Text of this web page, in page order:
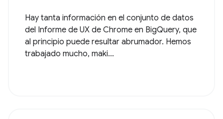
Hay tanta información en el conjunto de datos
del Informe de UX de Chrome en BigQuery, que
al principio puede resultar abrumador. Hemos
trabajado mucho, maki...